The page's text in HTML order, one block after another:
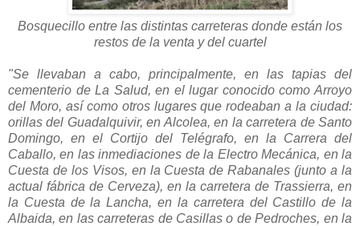
Bosquecillo entre las distintas carreteras donde están los
restos de la venta y del cuartel
"Se llevaban a cabo, principalmente, en las tapias del
cementerio de La Salud, en el lugar conocido como Arroyo
del Moro, así como otros lugares que rodeaban a la ciudad:
orillas del Guadalquivir, en Alcolea, en la carretera de Santo
Domingo, en el Cortijo del Telégrafo, en la Carrera del
Caballo, en las inmediaciones de la Electro Mecánica, en la
Cuesta de los Visos, en la Cuesta de Rabanales (junto a la
actual fábrica de Cerveza), en la carretera de Trassierra, en
la Cuesta de la Lancha, en la carretera del Castillo de la
Albaida, en las carreteras de Casillas o de Pedroches, en la